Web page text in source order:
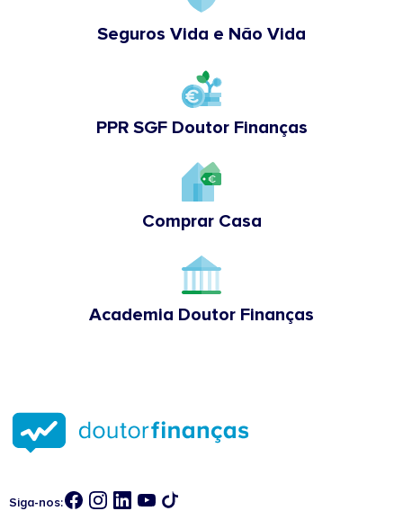
Seguros Vida e Não Vida
PPR SGF Doutor Finanças
Comprar Casa
Academia Doutor Finanças
Siga-nos: